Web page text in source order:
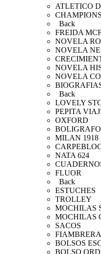
ATLETICO
Back
FREIDA
NOVELA
NOVELA
NOVELA
NOVELA
Back
LOVELY
PEPITA
OXFORD
MILAN 1918
NATA 624
FLUOR
Back
ESTUCHES
TROLLEY
MOCHILAS
MOCHILAS
SACOS
BOLSOS
BOLSO